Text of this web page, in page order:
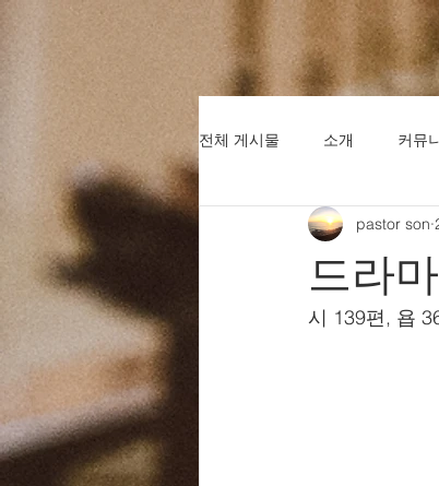
전체 게시물 소개 커뮤
드라
pastor son
시 139편, 욥